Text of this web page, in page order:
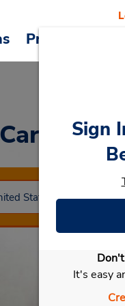
Promoções
atSign
It's easy